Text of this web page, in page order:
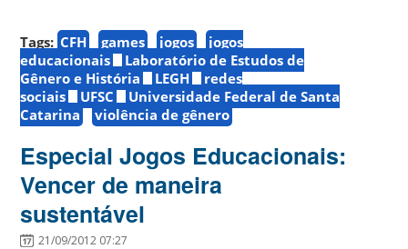
Tags: CFH games jogos
jogos
educacionais
Laboratório de Estudos de
Gênero e História
LEGH
redes
sociais
UFSC
Universidade Federal de Santa
Catarina
violência de gênero
Especial Jogos Educacionais:
Vencer de maneira
sustentável
21/09/2012 07:27